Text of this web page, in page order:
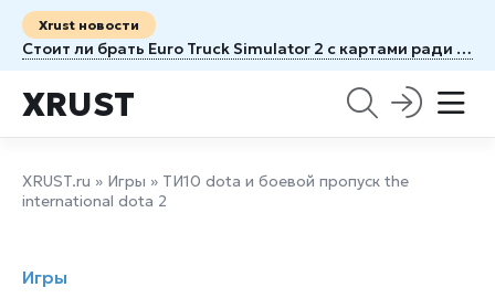
Xrust новости
Стоит ли брать Euro Truck Simulator 2 с картами ради новых маршрутов
XRUST
XRUST.ru » Игры » ТИ10 dota и боевой пропуск the
international dota 2
Игры